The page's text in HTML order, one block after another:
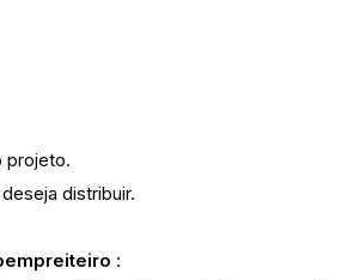
projeto.
distribuir.
: